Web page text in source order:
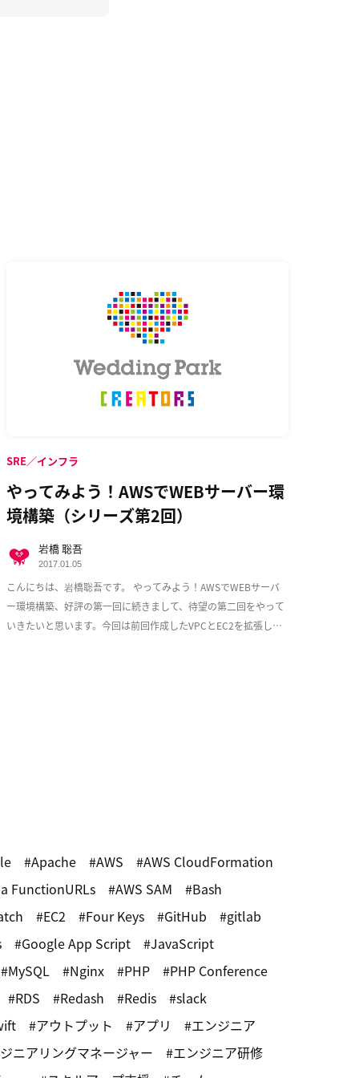
やってみよう！AWSでWEBサーバー環
境構築（シリーズ第2回）
こんにちは、岩橋聡吾です。 やってみよう！AWSでWEBサーバ
ー環境構築、好評の第一回に続きまして、待望の第二回をやって
いきたいと思います。今回は前回作成したVPCとEC2を拡張し、
SRE／インフラ
岩橋 聡吾
2017.01.05
Apache AWS
AWS CloudFormation
FunctionURLs
AWS SAM
Bash
EC2 Four Keys GitHub
gitlab
Google App Script
JavaScript
MySQL
Nginx PHP
PHP Conference
RDS
Redash Redis
slack
アウトプット アプリ
エンジニア
ニアリングマネージャー
エンジニア研修